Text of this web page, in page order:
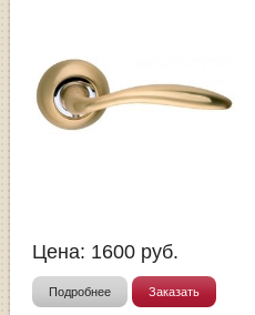
Цена: 1600 руб.
Подробнее Заказать